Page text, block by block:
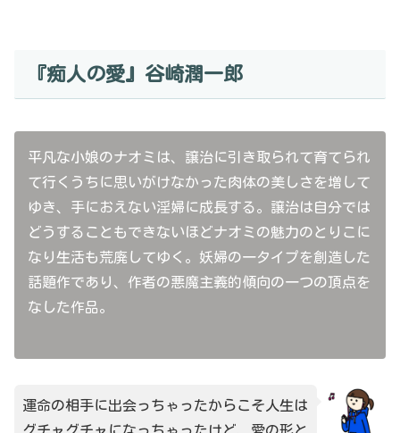
『痴人の愛』谷崎潤一郎
平凡な小娘のナオミは、譲治に引き取られて育てられ
て行くうちに思いがけなかった肉体の美しさを増して
ゆき、手におえない淫婦に成長する。譲治は自分では
どうすることもできないほどナオミの魅力のとりこに
なり生活も荒廃してゆく。妖婦の一タイプを創造した
話題作であり、作者の悪魔主義的傾向の一つの頂点を
なした作品。
運命の相手に出会っちゃったからこそ人生は
グチャグチャになっちゃったけど、愛の形と